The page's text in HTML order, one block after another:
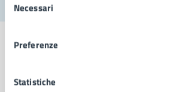
delNecessari
Preferenze
StatisticheComune di Napoli